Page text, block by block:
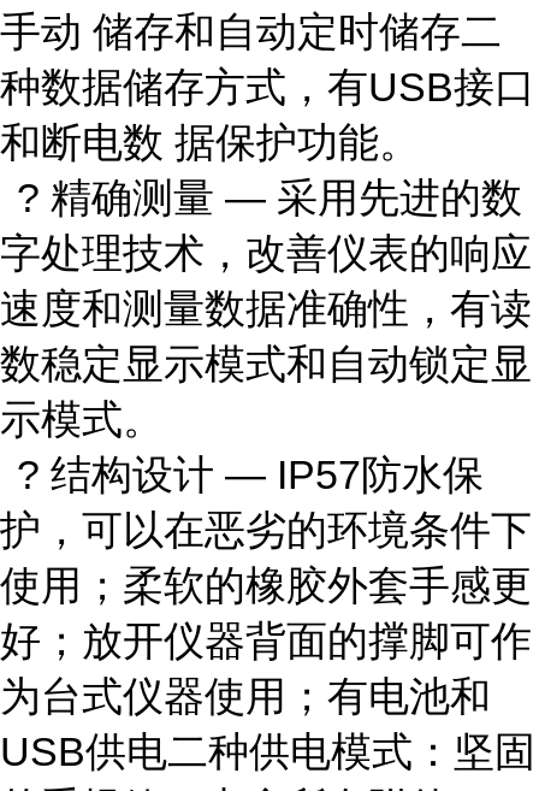
手动 储存和自动定时储存二
种数据储存方式，有USB接口
和断电数 据保护功能。
? 精确测量 — 采用先进的数
字处理技术，改善仪表的响应
速度和测量数据准确性，有读
数稳定显示模式和自动锁定显
示模式。
? 结构设计 — IP57防水保
护，可以在恶劣的环境条件下
使用；柔软的橡胶外套手感更
好；放开仪器背面的撑脚可作
为台式仪器使用；有电池和
USB供电二种供电模式：坚固